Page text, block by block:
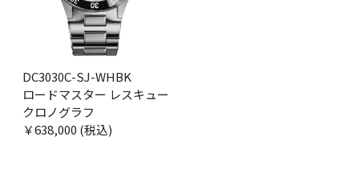
DC3030C-SJ-WHBK
ロードマスター レスキュー
クロノグラフ
￥638,000 (税込)